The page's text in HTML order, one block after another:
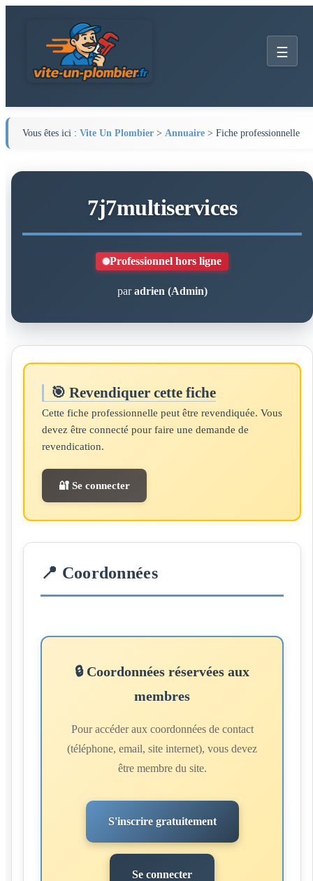
☰
Vous êtes ici : Vite Un Plombier > Annuaire > Fiche professionnelle
7j7multiservices
Professionnel hors ligne
paradrien (Admin)
🎯 Revendiquer cette fiche
Cette fiche professionnelle peut être revendiquée. Vous
devez être connecté pour faire une demande de
revendication.
🔐 Se connecter
📍 Coordonnées
🔒 Coordonnées réservées aux
membres
Pour accéder aux coordonnées de contact
(téléphone, email, site internet), vous devez
être membre du site.
S'inscrire gratuitement
Se connecter